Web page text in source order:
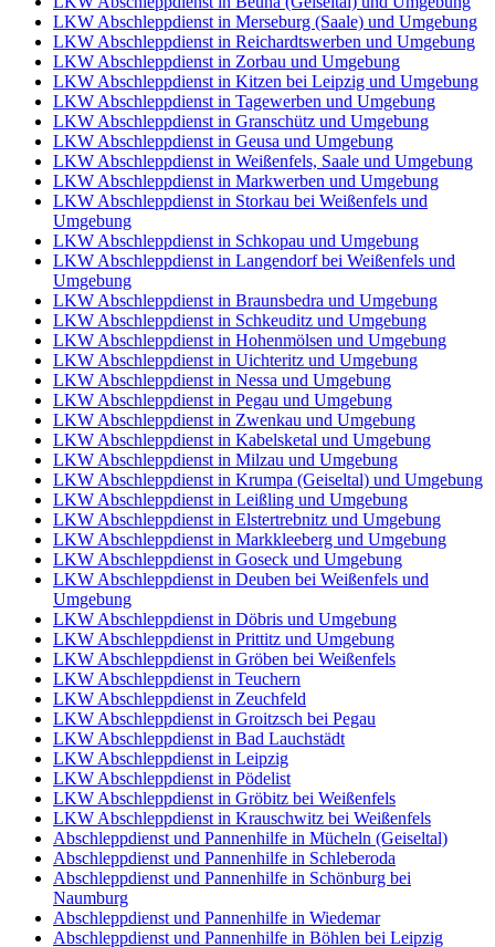
LKW Abschleppdienst in Merseburg (Saale) und Umgebung
LKW Abschleppdienst in Reichardtswerben und Umgebung
LKW Abschleppdienst in Zorbau und Umgebung
LKW Abschleppdienst in Kitzen bei Leipzig und Umgebung
LKW Abschleppdienst in Tagewerben und Umgebung
LKW Abschleppdienst in Granschütz und Umgebung
LKW Abschleppdienst in Geusa und Umgebung
LKW Abschleppdienst in Weißenfels, Saale und Umgebung
LKW Abschleppdienst in Markwerben und Umgebung
LKW Abschleppdienst in Storkau bei Weißenfels und
Umgebung
LKW Abschleppdienst in Schkopau und Umgebung
LKW Abschleppdienst in Langendorf bei Weißenfels und
Umgebung
LKW Abschleppdienst in Braunsbedra und Umgebung
LKW Abschleppdienst in Schkeuditz und Umgebung
LKW Abschleppdienst in Hohenmölsen und Umgebung
LKW Abschleppdienst in Uichteritz und Umgebung
LKW Abschleppdienst in Nessa und Umgebung
LKW Abschleppdienst in Pegau und Umgebung
LKW Abschleppdienst in Zwenkau und Umgebung
LKW Abschleppdienst in Kabelsketal und Umgebung
LKW Abschleppdienst in Milzau und Umgebung
LKW Abschleppdienst in Krumpa (Geiseltal) und Umgebung
LKW Abschleppdienst in Leißling und Umgebung
LKW Abschleppdienst in Elstertrebnitz und Umgebung
LKW Abschleppdienst in Markkleeberg und Umgebung
LKW Abschleppdienst in Goseck und Umgebung
LKW Abschleppdienst in Deuben bei Weißenfels und
Umgebung
LKW Abschleppdienst in Döbris und Umgebung
LKW Abschleppdienst in Prittitz und Umgebung
LKW Abschleppdienst in Gröben bei Weißenfels
LKW Abschleppdienst in Teuchern
LKW Abschleppdienst in Zeuchfeld
LKW Abschleppdienst in Groitzsch bei Pegau
LKW Abschleppdienst in Bad Lauchstädt
LKW Abschleppdienst in Leipzig
LKW Abschleppdienst in Pödelist
LKW Abschleppdienst in Gröbitz bei Weißenfels
LKW Abschleppdienst in Krauschwitz bei Weißenfels
Abschleppdienst und Pannenhilfe in Mücheln (Geiseltal)
Abschleppdienst und Pannenhilfe in Schleberoda
Abschleppdienst und Pannenhilfe in Schönburg bei
Naumburg
Abschleppdienst und Pannenhilfe in Wiedemar
Abschleppdienst und Pannenhilfe in Böhlen bei Leipzig